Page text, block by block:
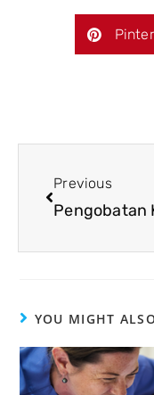
Previous
YOU MIGHT